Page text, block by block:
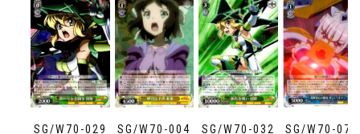
SG/W70-029 SG/W70-004 SG/W70-032 SG/W70-078